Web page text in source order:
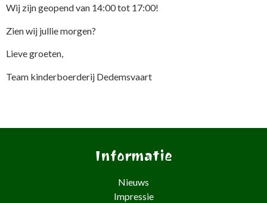
Wij zijn geopend van 14:00 tot 17:00!
Zien wij jullie morgen?
Lieve groeten,
Team kinderboerderij Dedemsvaart
Informatie
Nieuws
Impressie